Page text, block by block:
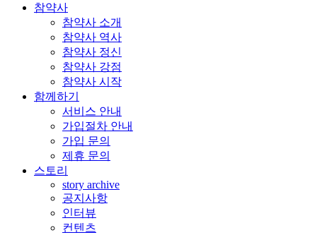
참약사
참약사 소개
참약사 역사
참약사 정신
참약사 강점
참약사 시작
함께하기
서비스 안내
가입절차 안내
가입 문의
제휴 문의
스토리
story archive
공지사항
인터뷰
컨텐츠